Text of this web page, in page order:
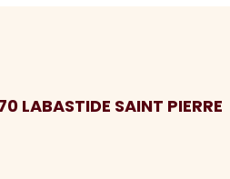
SAINT PIERRE